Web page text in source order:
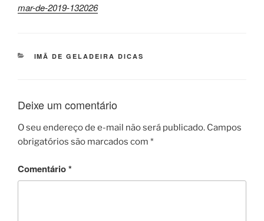
mar-de-2019-132026
CATEGORIAS
IMÃ DE GELADEIRA DICAS
Deixe um comentário
O seu endereço de e-mail não será publicado. Campos
obrigatórios são marcados com *
Comentário*